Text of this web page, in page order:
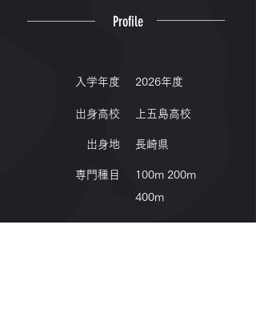
Profile
入学年度 2026年度
出身高校 上五島高校
出身地
専門種目
長崎県
100m 200m
400m